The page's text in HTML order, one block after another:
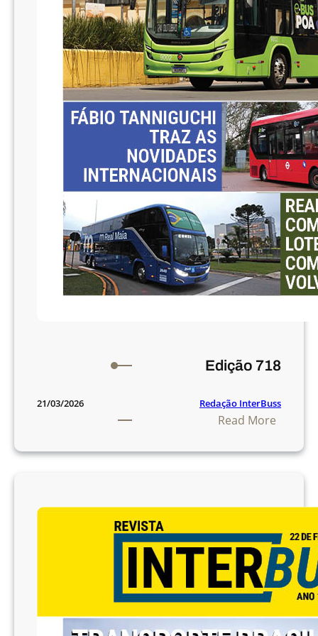
Edição 718
21/03/2026 Redação InterBuss
Read More:
d
ã
7
1
8